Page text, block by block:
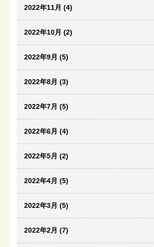
2022年11月 (4)
2022年10月 (2)
2022年9月 (5)
2022年8月 (3)
2022年7月 (5)
2022年6月 (4)
2022年5月 (2)
2022年4月 (5)
2022年3月 (5)
2022年2月 (7)